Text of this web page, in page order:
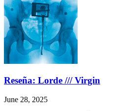
Reseña: Lorde /// Virgin
June 28, 2025